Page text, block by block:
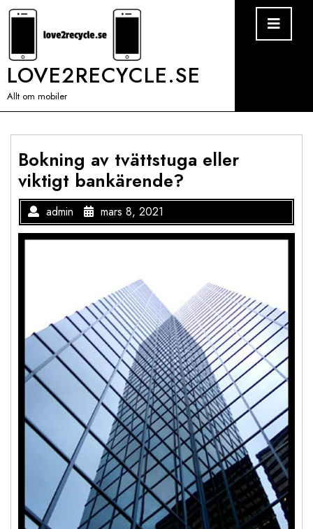
Skip
LOVE2RECYCLE.SE
Allt om mobiler
Bokning av tvättstuga eller
viktigt bankärende?
admin mars 8, 2021